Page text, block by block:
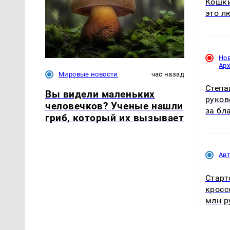
Мировые новости час назад
Вы видели маленьких
человечков? Ученые нашли
гриб, который их вызывает
это
за
млн